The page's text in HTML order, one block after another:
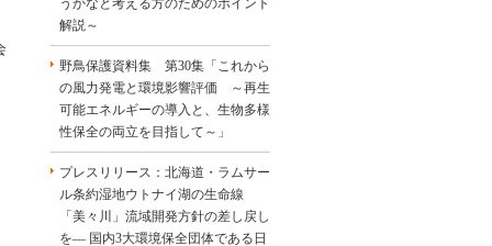
うかなと考える方のためのポイント
解説～
野鳥保護資料集 第30集「これから
の風力発電と環境影響評価 ～再生
可能エネルギーの導入と、生物多様
性保全の両立を目指して～」
プレスリリース：北海道・ラムサー
ル条約湿地ウトナイ湖の生命線
「美々川」流域開発方針の差し戻し
を― 国内3大環境保全団体である日